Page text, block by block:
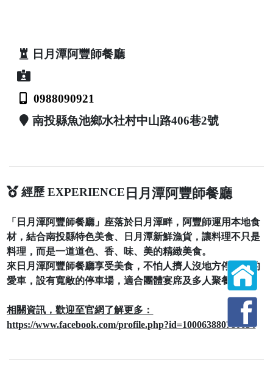
日月潭阿豐師餐廳
0988090921
南投縣魚池鄉水社村中山路406巷2號
經歷 EXPERIENCE 日月潭阿豐師餐廳
「日月潭阿豐師餐廳」座落於日月潭畔，阿豐師運用本地食
材，結合南投縣特色美食、日月潭新鮮漁貨，讓料理不只是
料理，而是一道道色、香、味、美的精緻美食。
來日月潭阿豐師餐廳享受美食，不怕人擠人沒地方停放你的
愛車，設有寬敞的停車場，適合團體宴席及多人聚餐喔！
相關資訊，歡迎至官網了解更多：
https://www.facebook.com/profile.php?id=100063880780634